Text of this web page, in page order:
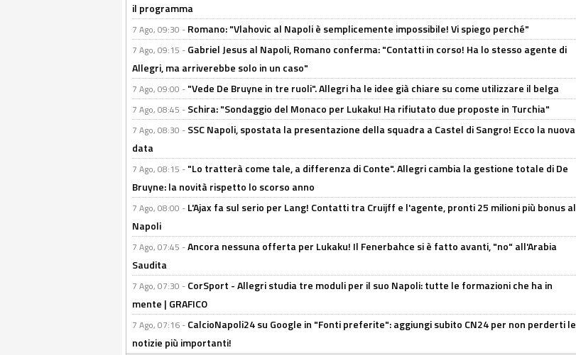
il programma
7 Ago, 09:30 - Romano: "Vlahovic al Napoli è semplicemente impossibile! Vi spiego perché"
7 Ago, 09:15 - Gabriel Jesus al Napoli, Romano conferma: "Contatti in corso! Ha lo stesso agente di
Allegri, ma arriverebbe solo in un caso"
7 Ago, 09:00 - "Vede De Bruyne in tre ruoli". Allegri ha le idee già chiare su come utilizzare il belga
7 Ago, 08:45 - Schira: "Sondaggio del Monaco per Lukaku! Ha rifiutato due proposte in Turchia"
7 Ago, 08:30 - SSC Napoli, spostata la presentazione della squadra a Castel di Sangro! Ecco la nuova
data
7 Ago, 08:15 - "Lo tratterà come tale, a differenza di Conte". Allegri cambia la gestione totale di De
Bruyne: la novità rispetto lo scorso anno
7 Ago, 08:00 - L'Ajax fa sul serio per Lang! Contatti tra Cruijff e l'agente, pronti 25 milioni più bonus al
Napoli
7 Ago, 07:45 -Ancora nessuna offerta per Lukaku! Il Fenerbahce si è fatto avanti, "no" all'Arabia
Saudita
7 Ago, 07:30 - CorSport - Allegri studia tre moduli per il suo Napoli: tutte le formazioni che ha in
mente | GRAFICO
7 Ago, 07:16 - CalcioNapoli24 su Google in "Fonti preferite": aggiungi subito CN24 per non perderti le
notizie più importanti!